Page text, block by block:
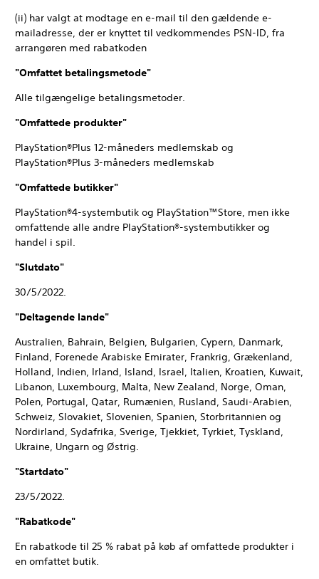
(ii) har valgt at modtage en e-mail til den gældende e-
mailadresse, der er knyttet til vedkommendes PSN-ID, fra
arrangøren med rabatkoden
"Omfattet betalingsmetode"
Alle tilgængelige betalingsmetoder.
"Omfattede produkter"
PlayStation®Plus 12-måneders medlemskab og
PlayStation®Plus 3-måneders medlemskab
"Omfattede butikker"
PlayStation®4-systembutik og PlayStation™Store, men ikke
omfattende alle andre PlayStation®-systembutikker og
handel i spil.
"Slutdato"
30/5/2022.
"Deltagende lande"
Australien, Bahrain, Belgien, Bulgarien, Cypern, Danmark,
Finland, Forenede Arabiske Emirater, Frankrig, Grækenland,
Holland, Indien, Irland, Island, Israel, Italien, Kroatien, Kuwait,
Libanon, Luxembourg, Malta, New Zealand, Norge, Oman,
Polen, Portugal, Qatar, Rumænien, Rusland, Saudi-Arabien,
Schweiz, Slovakiet, Slovenien, Spanien, Storbritannien og
Nordirland, Sydafrika, Sverige, Tjekkiet, Tyrkiet, Tyskland,
Ukraine, Ungarn og Østrig.
"Startdato"
23/5/2022.
"Rabatkode"
En rabatkode til 25 % rabat på køb af omfattede produkter i
en omfattet butik.